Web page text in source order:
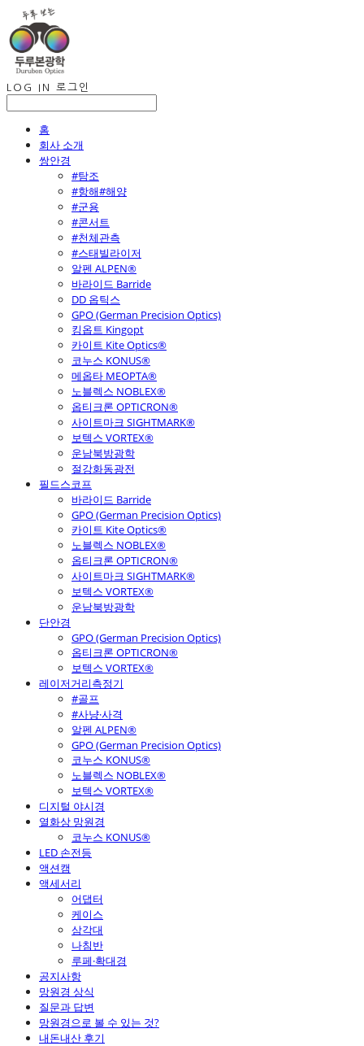
LOG IN 로그인
홈
회사 소개
쌍안경
#탐조
#항해#해양
#군용
#콘서트
#천체관측
#스태빌라이저
알펜 ALPEN®
바라이드 Barride
DD 옵틱스
GPO (German Precision Optics)
킹옵트 Kingopt
카이트 Kite Optics®
코누스 KONUS®
메옵타 MEOPTA®
노블렉스 NOBLEX®
옵티크론 OPTICRON®
사이트마크 SIGHTMARK®
보텍스 VORTEX®
운남북방광학
절강화동광전
필드스코프
바라이드 Barride
GPO (German Precision Optics)
카이트 Kite Optics®
노블렉스 NOBLEX®
옵티크론 OPTICRON®
사이트마크 SIGHTMARK®
보텍스 VORTEX®
운남북방광학
단안경
GPO (German Precision Optics)
옵티크론 OPTICRON®
보텍스 VORTEX®
레이저거리측정기
#골프
#사냥·사격
알펜 ALPEN®
GPO (German Precision Optics)
코누스 KONUS®
노블렉스 NOBLEX®
보텍스 VORTEX®
디지털 야시경
열화상 망원경
코누스 KONUS®
LED 손전등
액션캠
액세서리
어댑터
케이스
삼각대
나침반
루페·확대경
공지사항
망원경 상식
질문과 답변
망원경으로 볼 수 있는 것?
내돈내산 후기